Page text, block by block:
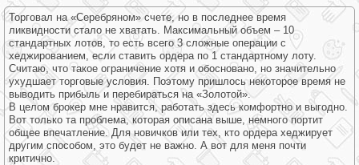
Торговал на «Серебряном» счете, но в последнее время
ликвидности стало не хватать. Максимальный объем – 10
стандартных лотов, то есть всего 3 сложные операции с
хеджированием, если ставить ордера по 1 стандартному лоту.
Считаю, что такое ограничение хотя и обосновано, но значительно
ухудшает торговые условия. Поэтому пришлось некоторое время не
выводить прибыль и перебираться на «Золотой».
В целом брокер мне нравится, работать здесь комфортно и выгодно.
Вот только та проблема, которая описана выше, немного портит
общее впечатление. Для новичков или тех, кто ордера хеджирует
другим способом, это будет не важно. А вот для меня почти
критично.